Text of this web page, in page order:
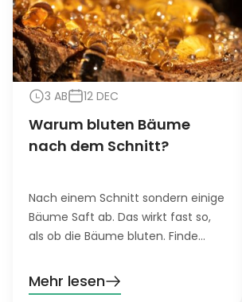
3 AB 12 DEC
Warum bluten Bäume
nach dem Schnitt?
Nach einem Schnitt sondern einige
Bäume Saft ab. Das wirkt fast so,
als ob die Bäume bluten. Finde
sich hat und was du für blutende
Bäume tun kannst.
Mehr lesen